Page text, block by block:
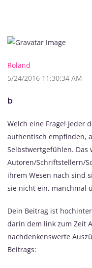
Roland
5/24/2016 11:30:34 AM
b
Welch eine Frage! Jeder
authentisch empfinden,
Selbstwertgefühlen. Das
Autoren/Schriftstellern/
ihrem Wesen nach sind
sie nicht ein, manchmal
Dein Beitrag ist
darin dem link zum Zeit
nachdenkenswerte
Beitrags: